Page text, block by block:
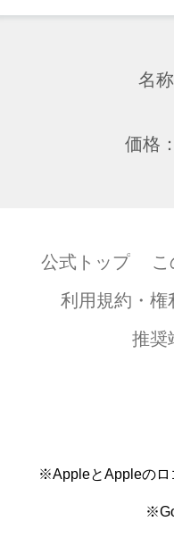
名
価格
公式トップ
利用規約・権
推奨
※AppleとAppleのロ